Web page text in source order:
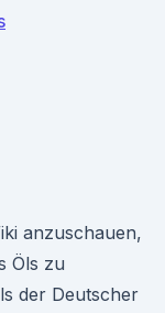
anzuschauen,
Öls zu
der Deutscher